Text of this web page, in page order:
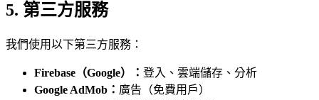
5. 第三方服務
我們使用以下第三方服務：
Firebase（Google）： 登入、雲端儲存、分析
Google AdMob： 廣告（免費用戶）